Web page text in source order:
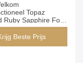
Topaz
Ruby Sapphire For
Beste Prijs